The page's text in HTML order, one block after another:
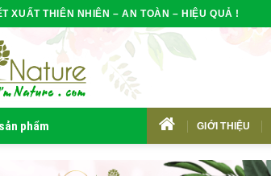
XUẤT THIÊN NHIÊN – AN TOÀN – HIỆU QUẢ !
phẩm
HOME
GIỚI THIỆU